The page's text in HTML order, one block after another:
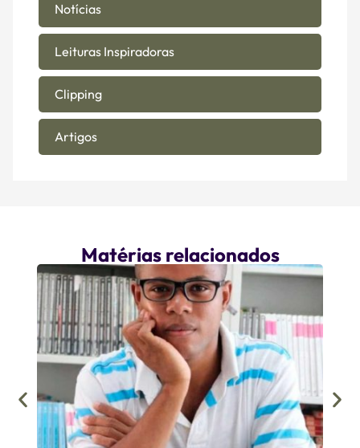
Notícias
Leituras Inspiradoras
Clipping
Artigos
Matérias relacionados